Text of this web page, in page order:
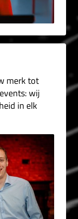
merk tot
wij
in elk